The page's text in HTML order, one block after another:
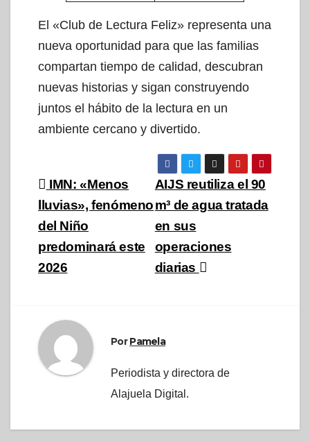
El «Club de Lectura Feliz» representa una
nueva oportunidad para que las familias
compartan tiempo de calidad, descubran
nuevas historias y sigan construyendo
juntos el hábito de la lectura en un
ambiente cercano y divertido.
Navegación
de
entradas
AIJS reutiliza el 90
m³ de agua tratada
en sus
operaciones
diarias
IMN: «Menos
lluvias», fenómeno
del Niño
predominará este
2026
PorPamela
Periodista y directora de
Alajuela Digital.